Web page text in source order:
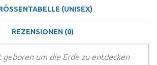
(UNISEX)
REZENSIONEN (0)
geboren um die Erde zu entdecken